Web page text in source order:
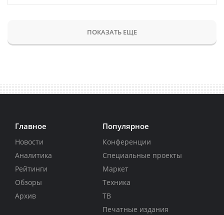
ПОКАЗАТЬ ЕЩЕ
Главное
Новости
Аналитика
Рейтинги
Обзоры
Архив
Популярное
Конференции
Специальные проекты
Маркет
Техника
ТВ
Печатные издания